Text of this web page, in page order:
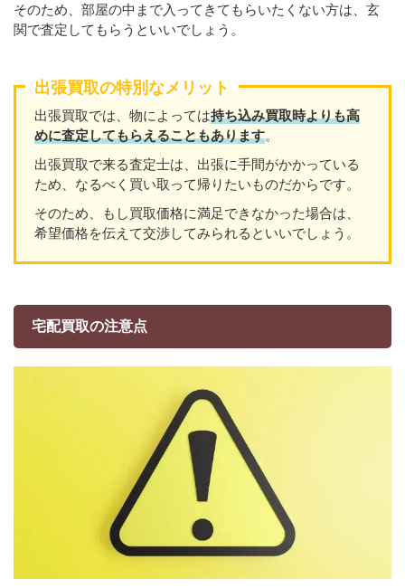
そのため、部屋の中まで入ってきてもらいたくない方は、玄
関で査定してもらうといいでしょう。
出張買取の特別なメリット
出張買取では、物によっては持ち込み買取時よりも高
めに査定してもらえることもあります。
出張買取で来る査定士は、出張に手間がかかっている
ため、なるべく買い取って帰りたいものだからです。
そのため、もし買取価格に満足できなかった場合は、
希望価格を伝えて交渉してみられるといいでしょう。
宅配買取の注意点